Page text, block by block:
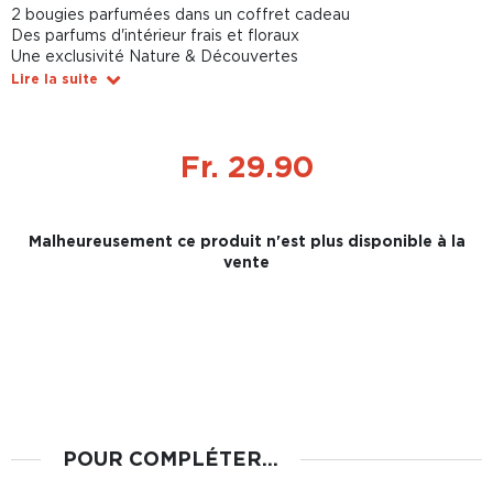
2 bougies parfumées dans un coffret cadeau
Des parfums d'intérieur frais et floraux
Une exclusivité Nature & Découvertes
Lire la suite
Fr. 29.90
Malheureusement ce produit n'est plus disponible à la
vente
POUR COMPLÉTER...